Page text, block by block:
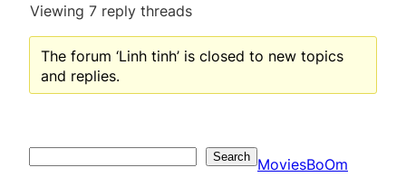
Viewing 7 reply threads
The forum ‘Linh tinh’ is closed to new topics
and replies.
Search MoviesBoOm